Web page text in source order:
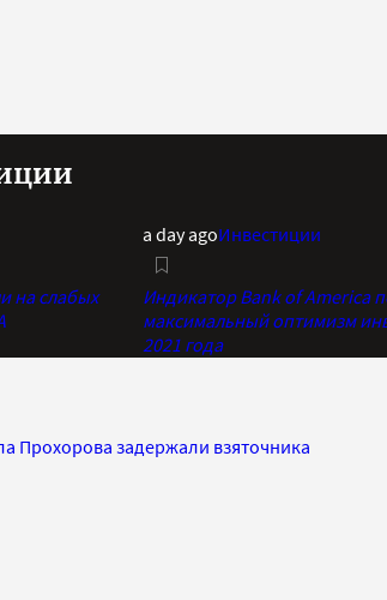
на слабых
a day agoИнвестиции
Индикатор Bank of America
максимальный оптимизм
2021 года
Прохорова задержали взяточника